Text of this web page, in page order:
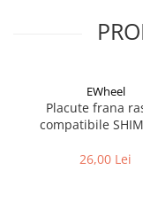
Placute frana
Saboti frana bicicleta
Adaptoare frana
Frane pe disc
Frane pe janta
EWheel
Placute frana
compatibile
G2/G4 2025)
26,00 Lei